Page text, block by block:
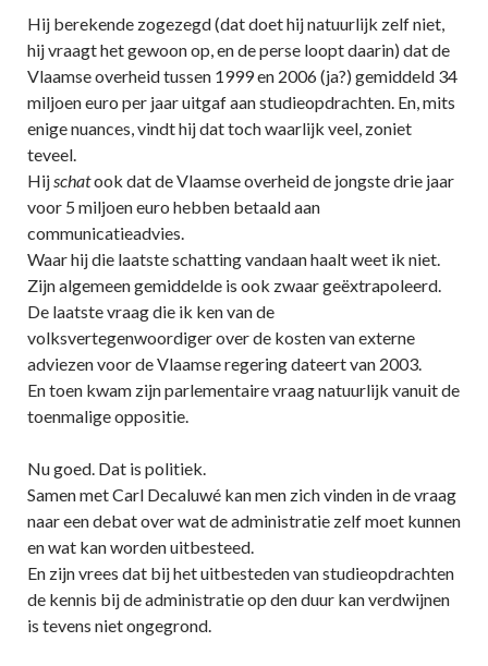
Hij berekende zogezegd (dat doet hij natuurlijk zelf niet,
hij vraagt het gewoon op, en de perse loopt daarin) dat de
Vlaamse overheid tussen 1999 en 2006 (ja?) gemiddeld 34
miljoen euro per jaar uitgaf aan studieopdrachten. En, mits
enige nuances, vindt hij dat toch waarlijk veel, zoniet
teveel.
Hijschatook dat de Vlaamse overheid de jongste drie jaar
voor 5 miljoen euro hebben betaald aan
communicatieadvies.
Waar hij die laatste schatting vandaan haalt weet ik niet.
Zijn algemeen gemiddelde is ook zwaar geëxtrapoleerd.
De laatste vraag die ik ken van de
volksvertegenwoordiger over de kosten van externe
adviezen voor de Vlaamse regering dateert van 2003.
En toen kwam zijn parlementaire vraag natuurlijk vanuit de
toenmalige oppositie.
Nu goed. Dat is politiek.
Samen met Carl Decaluwé kan men zich vinden in de vraag
naar een debat over wat de administratie zelf moet kunnen
en wat kan worden uitbesteed.
En zijn vrees dat bij het uitbesteden van studieopdrachten
de kennis bij de administratie op den duur kan verdwijnen
is tevens niet ongegrond.